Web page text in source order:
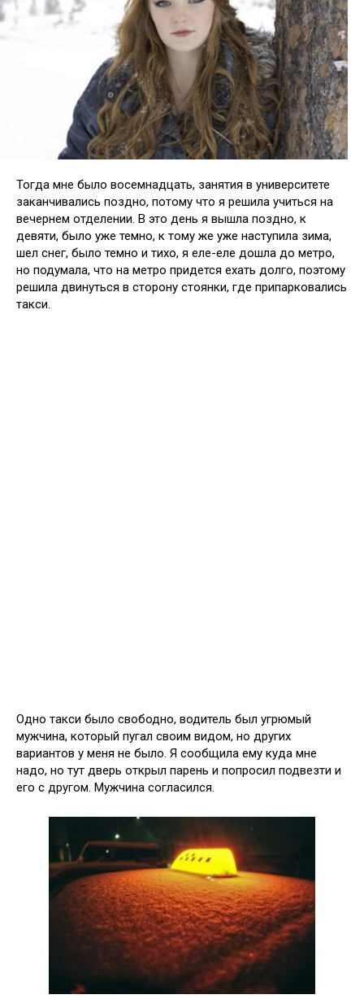
Тогда мне было восемнадцать, занятия в университете
заканчивались поздно, потому что я решила учиться на
вечернем отделении. В это день я вышла поздно, к
девяти, было уже темно, к тому же уже наступила зима,
шел снег, было темно и тихо, я еле-еле дошла до метро,
но подумала, что на метро придется ехать долго, поэтому
решила двинуться в сторону стоянки, где припарковались
такси.
Одно такси было свободно, водитель был угрюмый
мужчина, который пугал своим видом, но других
вариантов у меня не было. Я сообщила ему куда мне
надо, но тут дверь открыл парень и попросил подвезти и
его с другом. Мужчина согласился.